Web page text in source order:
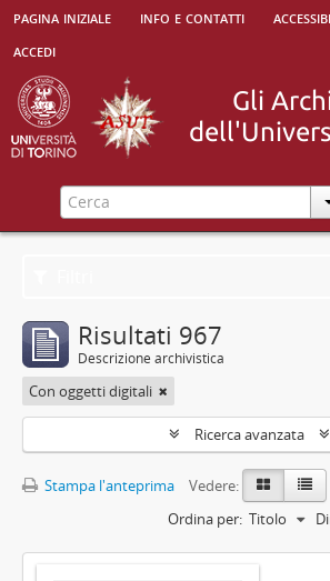
pagina iniziale info e contatti
accedi
Risultati 967
Descrizione archivistica
Con oggetti digitali
Ricerca avanzata
Stampa l'anteprima
Vedere:
Ordina per: Titolo